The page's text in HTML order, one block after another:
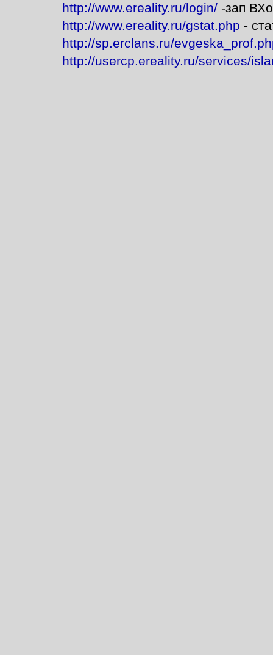
http://www.ereality.ru/login/-зап
http://www.ereality.ru/gstat.php -
http://sp.erclans.ru/
http://usercp.ereality.ru/services/